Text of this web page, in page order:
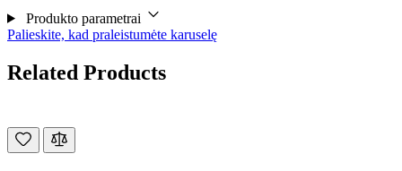
Produkto parametrai
Palieskite, kad praleistumėte karuselę
Related Products